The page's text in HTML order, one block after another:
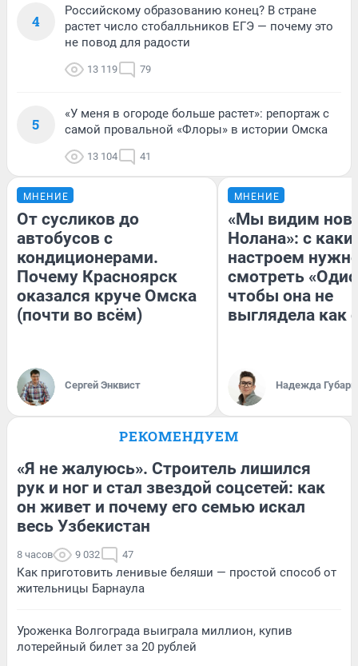
4
Российскому образованию конец? В стране
растет число стобалльников ЕГЭ — почему это
не повод для радости
13 119 79
5
«У меня в огороде больше растет»: репортаж с
самой провальной «Флоры» в истории Омска
13 104 41
МНЕНИЕ
От сусликов до
автобусов с
кондиционерами.
Почему Красноярск
оказался круче Омска
(почти во всём)
Сергей Энквист
МНЕНИЕ
«Мы видим
Нолана»: с
настроем
смотреть
чтобы она не
выглядела как
Надежда Губарь
РЕКОМЕНДУЕМ
«Я не жалуюсь». Строитель лишился
рук и ног и стал звездой соцсетей: как
он живет и почему его семью искал
весь Узбекистан
8 часов 9 032 47
Как приготовить ленивые беляши — простой способ от
жительницы Барнаула
Уроженка Волгограда выиграла миллион, купив
лотерейный билет за 20 рублей